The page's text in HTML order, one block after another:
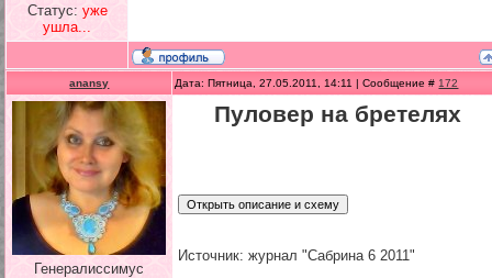
Статус: уже
ушла...
anansy Дата: Пятница, 27.05.2011, 14:11 | Сообщение # 172
Генералиссимус
Пуловер на бретелях
Источник: журнал "Сабрина 6 2011"